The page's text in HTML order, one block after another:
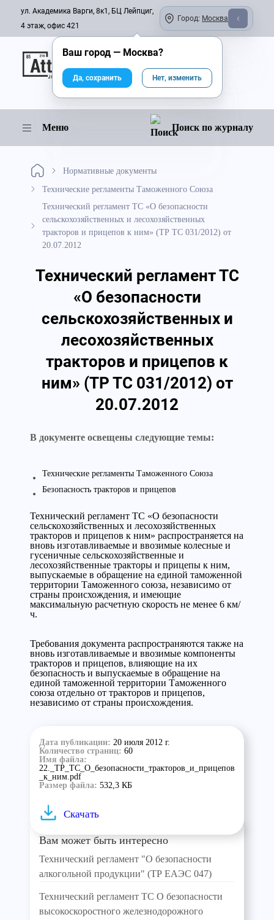
ул. Академика Варги, 8к1, БЦ Лейпциг,
4 этаж, офис 421
Город: Москва
Онлайн-журнал
Меню Поиск по журналу
Нормативные документы
Технические регламенты Таможенного Союза
Технический регламент ТС «О безопасности
сельскохозяйственных и лесохозяйственных
тракторов и прицепов к ним» (ТР ТС 031/2012) от
20.07.2012
Технический регламент ТС
«О безопасности
сельскохозяйственных и
лесохозяйственных
тракторов и прицепов к
ним» (ТР ТС 031/2012) от
20.07.2012
В документе освещены следующие темы:
Технические регламенты Таможенного Союза
Безопасность тракторов и прицепов
Технический регламент ТС «О безопасности
сельскохозяйственных и лесохозяйственных
тракторов и прицепов к ним» распространяется на
вновь изготавливаемые и ввозимые колесные и
гусеничные сельскохозяйственные и
лесохозяйственные тракторы и прицепы к ним,
выпускаемые в обращение на единой таможенной
территории Таможенного союза, независимо от
страны происхождения, и имеющие
максимальную расчетную скорость не менее 6 км/
ч.
Требования документа распространяются также на
вновь изготавливаемые и ввозимые компоненты
тракторов и прицепов, влияющие на их
безопасность и выпускаемые в обращение на
единой таможенной территории Таможенного
союза отдельно от тракторов и прицепов,
независимо от страны происхождения.
Дата публикации: 20 июля 2012 г.
Количество страниц: 60
Имя файла:
22._ТР_ТС_О_безопасности_тракторов_и_прицепов
_к_ним.pdf
Размер файла: 532,3 КБ
Скачать
Вам может быть интересно
Технический регламент "О безопасности
алкогольной продукции" (ТР ЕАЭС 047)
Технический регламент ТС О безопасности
высокоскоростного железнодорожного
Ваш город — Москва?
Да, сохранить Нет, изменить